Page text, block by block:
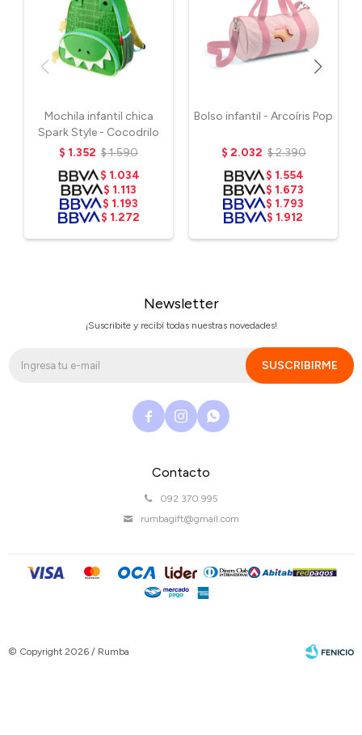
Mochila infantil chica
Spark Style - Cocodrilo
$ 1.352 $1.590
$ 1.034
$ 1.113
$ 1.193
$ 1.272
Bolso infantil - Arcoíris Pop
$ 2.032 $2.390
$ 1.554
$ 1.673
$ 1.793
$ 1.912
Contacto
092 370 995
rumbagift@gmail.com
Newsletter
¡Suscribite y recibí todas nuestras novedades!
SUSCRIBIRME
  
© Copyright 2026 / Rumba